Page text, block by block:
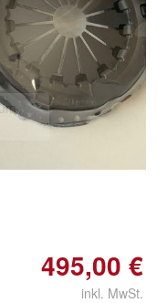
495,00 €
inkl. MwSt.